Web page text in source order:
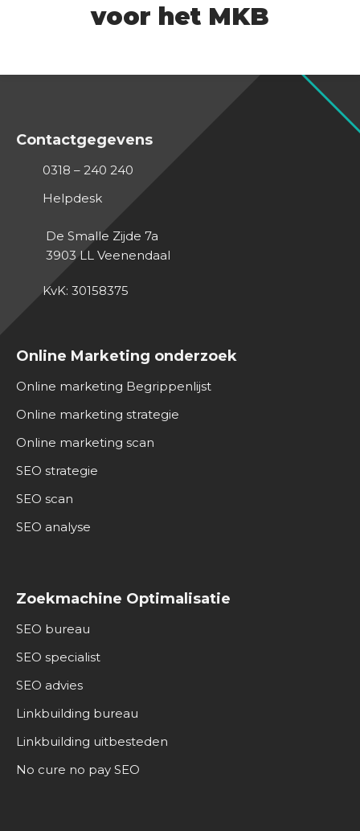
voor het MKB
Online Marketing onderzoek
Online marketing Begrippenlijst
Online marketing strategie
Online marketing scan
SEO strategie
SEO scan
SEO analyse
Zoekmachine Optimalisatie
SEO bureau
SEO specialist
SEO advies
Linkbuilding bureau
Linkbuilding uitbesteden
No cure no pay SEO
Contactgegevens
0318 – 240 240
Helpdesk
De Smalle Zijde 7a
3903 LL Veenendaal
KvK: 30158375